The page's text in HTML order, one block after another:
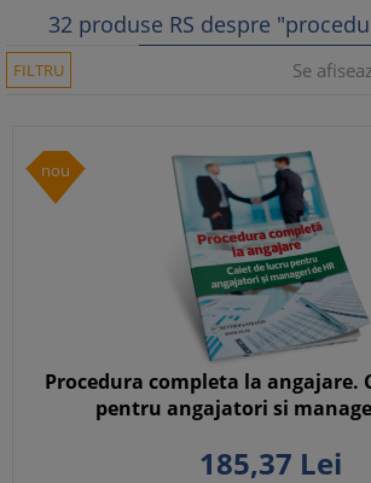
32 produse RS despre
FILTRU Se
nou
Procedura completa la angajare.
pentru angajatori si
185,37 Lei